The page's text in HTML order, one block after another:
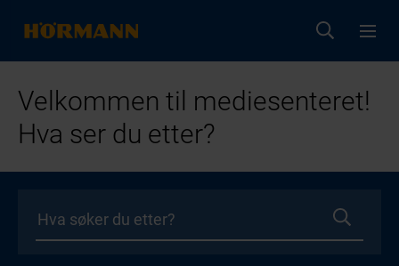
Velkommen til mediesenteret!
Hva ser du etter?